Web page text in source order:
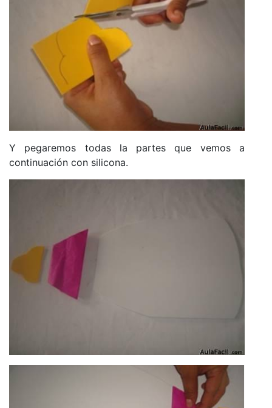
Y pegaremos todas la partes que vemos a
continuación con silicona.